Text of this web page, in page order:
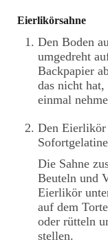
Eierlikörsahne
Den Boden
umgedreht
Backpapier
das nicht
einmal
Den Eierlikör
Die Sahne
Beuteln und
Eierlikör
auf dem
oder rütteln
stellen.